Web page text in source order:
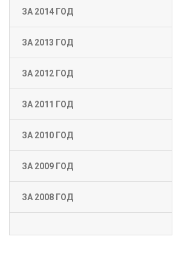
ЗА 2014 ГОД
ЗА 2013 ГОД
ЗА 2012 ГОД
ЗА 2011 ГОД
ЗА 2010 ГОД
ЗА 2009 ГОД
ЗА 2008 ГОД